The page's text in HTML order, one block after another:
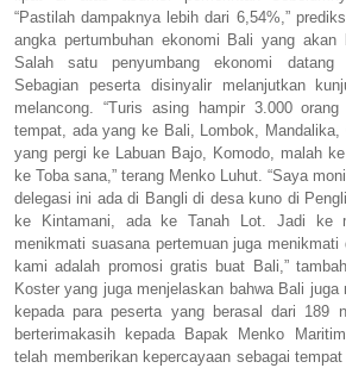
“Pastilah dampaknya lebih dari 6,54%,”
angka pertumbuhan ekonomi Bali yang akan
Salah satu penyumbang ekonomi datang
Sebagian peserta disinyalir melanjutkan
melancong. “Turis asing hampir 3.000
tempat, ada yang ke Bali, Lombok, Mandalika,
yang pergi ke Labuan Bajo, Komodo, malah
ke Toba sana,” terang Menko Luhut. “Saya
delegasi ini ada di Bangli di desa kuno di
ke Kintamani, ada ke Tanah Lot. Jadi ke
menikmati suasana pertemuan juga
kami adalah promosi gratis buat Bali,”
Koster yang juga menjelaskan bahwa Bali
kepada para peserta yang berasal dari 189
berterimakasih kepada Bapak Menko
telah memberikan kepercayaan sebagai